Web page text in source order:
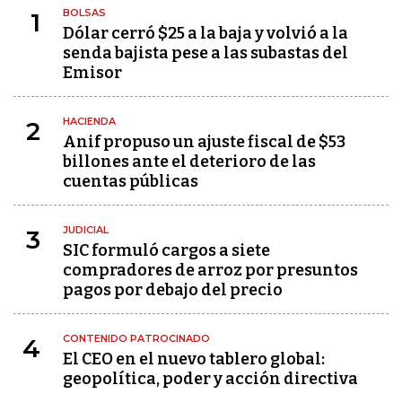
1 BOLSAS
Dólar cerró $25 a la baja y volvió a la
senda bajista pese a las subastas del
Emisor
2 HACIENDA
Anif propuso un ajuste fiscal de $53
billones ante el deterioro de las
cuentas públicas
3 JUDICIAL
SIC formuló cargos a siete
compradores de arroz por presuntos
pagos por debajo del precio
4 CONTENIDO PATROCINADO
El CEO en el nuevo tablero global:
geopolítica, poder y acción directiva